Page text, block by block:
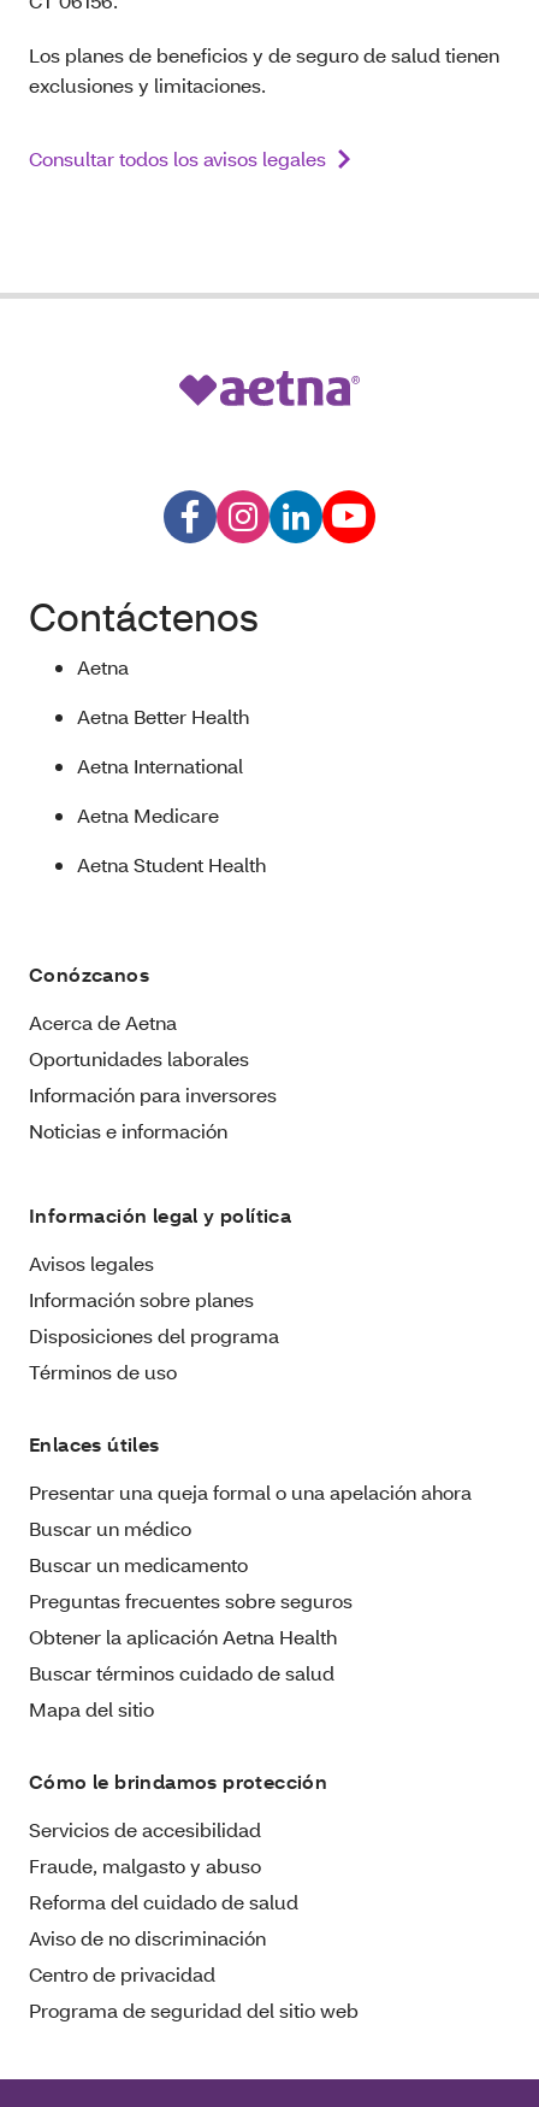
Los planes de beneficios y de seguro de salud tienen
exclusiones y limitaciones.
Consultar todos los avisos legales
Contáctenos
Aetna
Aetna Better Health
Aetna International
Aetna Medicare
Aetna Student Health
Conózcanos
Acerca de Aetna
Oportunidades laborales
Información para inversores
Noticias e información
Información legal y política
Avisos legales
Información sobre planes
Disposiciones del programa
Términos de uso
Enlaces útiles
Presentar una queja formal o una apelación ahora
Buscar un médico
Buscar un medicamento
Preguntas frecuentes sobre seguros
Obtener la aplicación Aetna Health
Buscar términos cuidado de salud
Mapa del sitio
Cómo le brindamos protección
Servicios de accesibilidad
Fraude, malgasto y abuso
Reforma del cuidado de salud
Aviso de no discriminación
Centro de privacidad
Programa de seguridad del sitio web